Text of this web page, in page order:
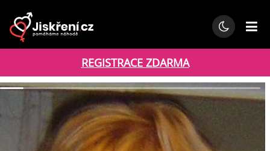
REGISTRACE ZDARMA